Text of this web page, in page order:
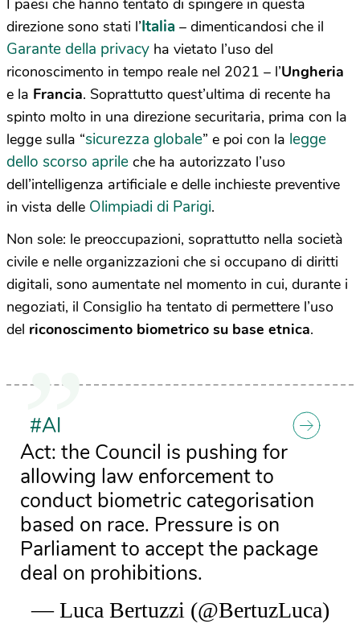
I paesi che hanno tentato di spingere in questa
direzione sono stati l’Italia – dimenticandosi che il
Garante della privacy ha vietato l’uso del
riconoscimento in tempo reale nel 2021 – l’Ungheria
e la Francia. Soprattutto quest’ultima di recente ha
spinto molto in una direzione securitaria, prima con la
legge sulla “sicurezza globale” e poi con la legge
dello scorso aprile che ha autorizzato l’uso
dell’intelligenza artificiale e delle inchieste preventive
in vista delle Olimpiadi di Parigi.
Non sole: le preoccupazioni, soprattutto nella società
civile e nelle organizzazioni che si occupano di diritti
digitali, sono aumentate nel momento in cui, durante i
negoziati, il Consiglio ha tentato di permettere l’uso
del riconoscimento biometrico su base etnica.
#AI
Act: the Council is pushing for
allowing law enforcement to
conduct biometric categorisation
based on race. Pressure is on
Parliament to accept the package
deal on prohibitions.
— Luca Bertuzzi (@BertuzLuca)